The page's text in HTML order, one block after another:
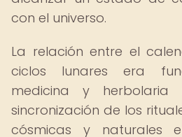
con el universo.
La relación entre el
ciclos lunares era
medicina y
sincronización de los
cósmicas y naturales